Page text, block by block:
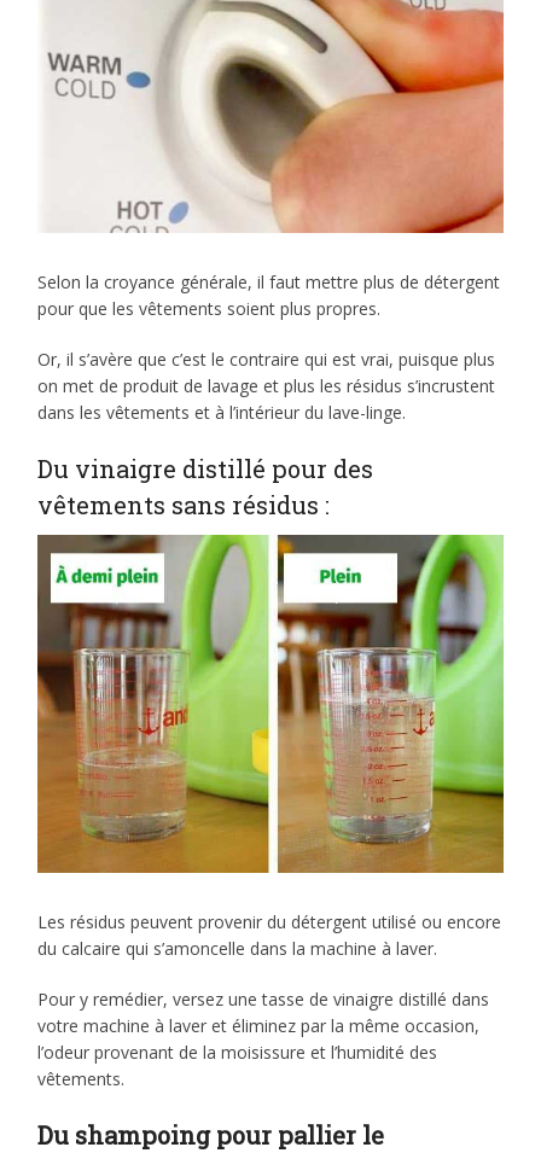
Selon la croyance générale, il faut mettre plus de détergent
pour que les vêtements soient plus propres.
Or, il s’avère que c’est le contraire qui est vrai, puisque plus
on met de produit de lavage et plus les résidus s’incrustent
dans les vêtements et à l’intérieur du lave-linge.
Du vinaigre distillé pour des
vêtements sans résidus :
Les résidus peuvent provenir du détergent utilisé ou encore
du calcaire qui s’amoncelle dans la machine à laver.
Pour y remédier, versez une tasse de vinaigre distillé dans
votre machine à laver et éliminez par la même occasion,
l’odeur provenant de la moisissure et l’humidité des
vêtements.
Du shampoing pour pallier le